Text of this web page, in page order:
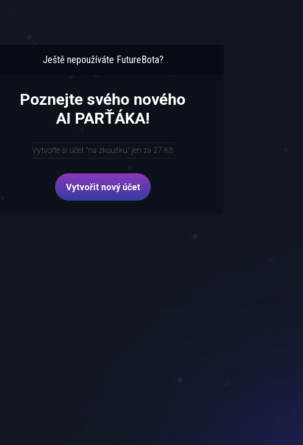
Ještě nepoužíváte FutureBota?
Poznejte svého nového
AI PARŤÁKA!
Vytvořte si účet "na zkoušku" jen za 27 Kč
Vytvořit nový účet